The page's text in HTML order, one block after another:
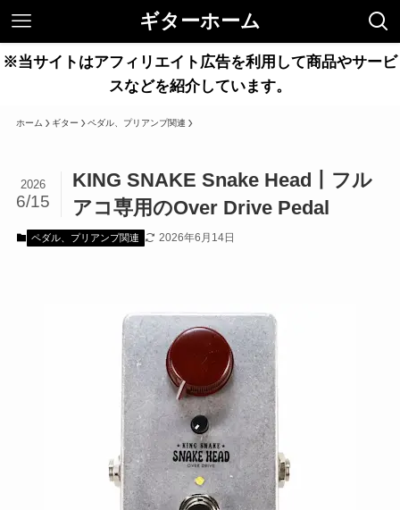
ギターホーム
※当サイトはアフィリエイト広告を利用して商品やサービ
スなどを紹介しています。
ホーム ギター ペダル、プリアンプ関連
KING SNAKE Snake Head丨フル
アコ専用のOver Drive Pedal
2026
6/15
ペダル、プリアンプ関連 2026年6月14日